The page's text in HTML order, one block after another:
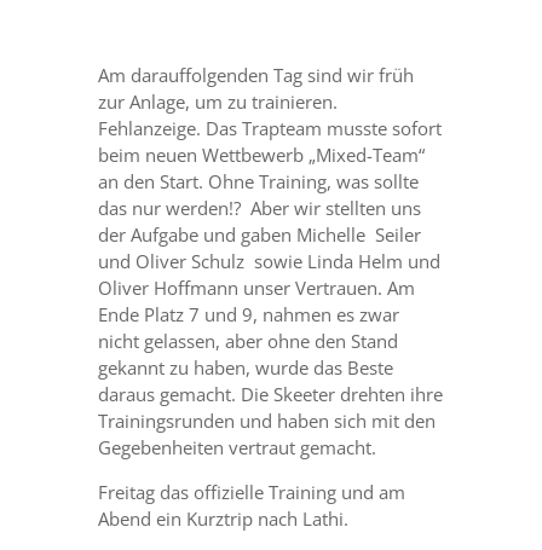
Am darauffolgenden Tag sind wir früh
zur Anlage, um zu trainieren.
Fehlanzeige. Das Trapteam musste sofort
beim neuen Wettbewerb „Mixed-Team“
an den Start. Ohne Training, was sollte
das nur werden!? Aber wir stellten uns
der Aufgabe und gaben Michelle Seiler
und Oliver Schulz sowie Linda Helm und
Oliver Hoffmann unser Vertrauen. Am
Ende Platz 7 und 9, nahmen es zwar
nicht gelassen, aber ohne den Stand
gekannt zu haben, wurde das Beste
daraus gemacht. Die Skeeter drehten ihre
Trainingsrunden und haben sich mit den
Gegebenheiten vertraut gemacht.
Freitag das offizielle Training und am
Abend ein Kurztrip nach Lathi.